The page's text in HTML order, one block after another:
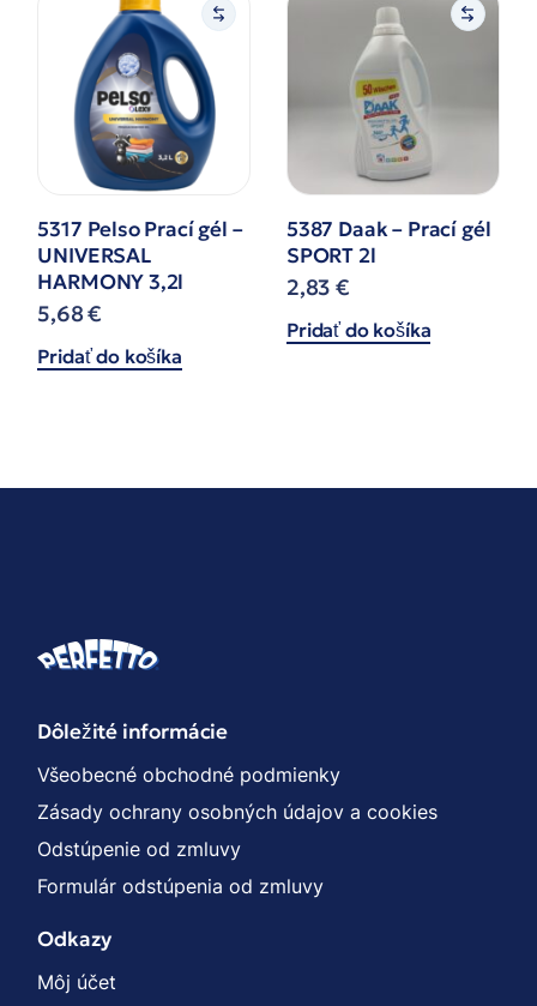
5317 Pelso Prací gél –
UNIVERSAL
HARMONY 3,2l
5,68€
Pridať do košíka
5387 Daak – Prací gél
SPORT 2l
2,83€
Pridať do košíka
Dôležité informácie
Všeobecné obchodné podmienky
Zásady ochrany osobných údajov a cookies
Odstúpenie od zmluvy
Formulár odstúpenia od zmluvy
Odkazy
Môj účet